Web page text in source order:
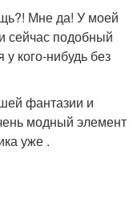
Мне да! У моей
сейчас подобный
кого-нибудь без
фантазии и
модный элемент
уже .